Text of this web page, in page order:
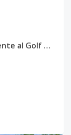
Bonita Golf- Exclusivo proyecto frente al Golf en Cap Cana